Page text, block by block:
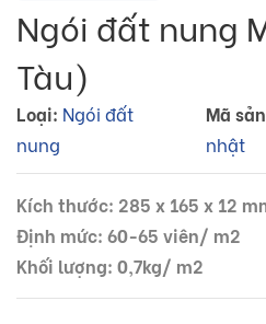
Ngói đất nung
Tàu)
Loại: Ngói đất
nung
Mã
nhật
Kích thước: 285 x 165 x 12
Định mức: 60-65 viên/ m2
Khối lượng: 0,7kg/ m2